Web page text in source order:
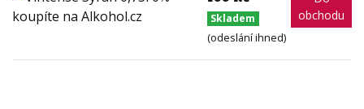
Skladem
(odeslání ihned)
obchodu